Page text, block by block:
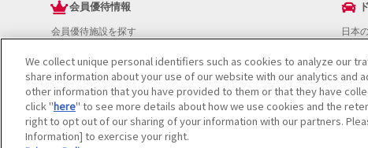
会員優待情報
会員優待施設を探す
新規優待施設
海外で使える会員優待サービス
JAFプレミアムサービス
JAFライフサポート
JAF Mate
日本
おで
ドラ
イベ
地図
We collect unique personal identifiers such as cookies to analyze our
share information about your use of our website with our analytics and
other information that you have provided to them or that they have
click "here" to see more details about how we use cookies and the
right to opt out of our sharing of your information with our partners.
Information] to exercise your right.